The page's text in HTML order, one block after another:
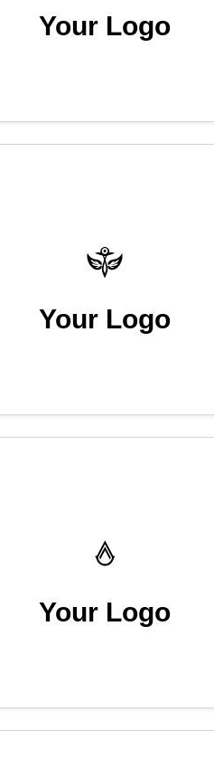
Your Logo
Your Logo
Your Logo